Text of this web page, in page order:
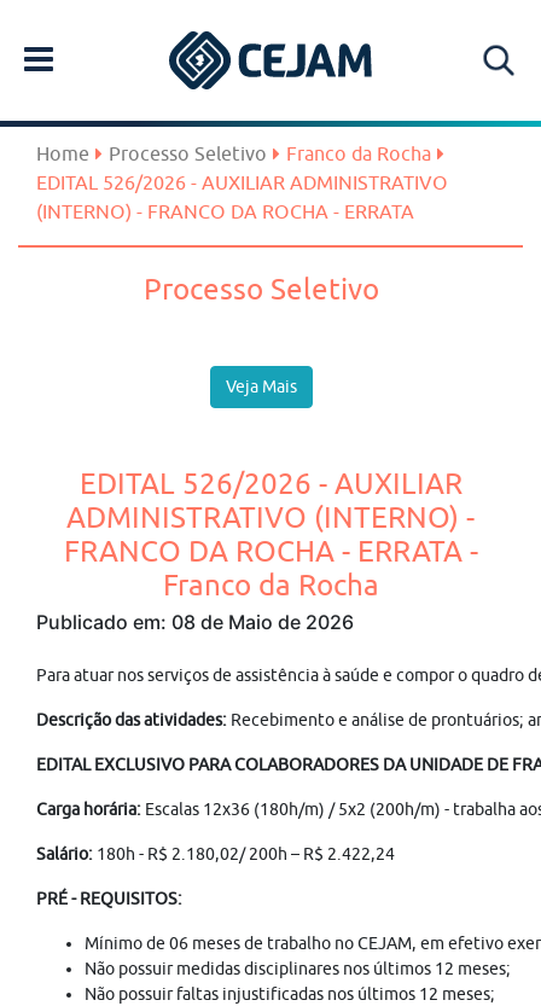
Home Processo Seletivo
Franco da Rocha
EDITAL 526/2026 - AUXILIAR ADMINISTRATIVO
(INTERNO) - FRANCO DA ROCHA - ERRATA
Processo Seletivo
Veja Mais
EDITAL 526/2026 - AUXILIAR
ADMINISTRATIVO (INTERNO) -
FRANCO DA ROCHA - ERRATA -
Franco da Rocha
Publicado em: 08 de Maio de 2026
Para atuar nos serviços de assistência à saúde e compor o quadro
Descrição das atividades: Recebimento e análise de prontuários;
EDITAL EXCLUSIVO PARA COLABORADORES DA UNIDADE DE
Carga horária: Escalas 12x36 (180h/m) / 5x2 (200h/m) - trabalha
Salário: 180h - R$ 2.180,02/ 200h – R$ 2.422,24
PRÉ - REQUISITOS:
Mínimo de 06 meses de trabalho no CEJAM, em efetivo
Não possuir medidas disciplinares nos últimos 12 meses;
Não possuir faltas injustificadas nos últimos 12 meses;